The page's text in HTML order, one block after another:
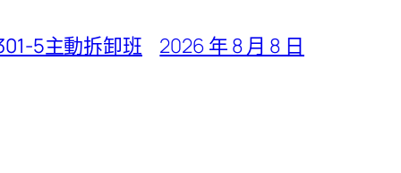
5主動拆卸班 2026 年 8 月 8 日